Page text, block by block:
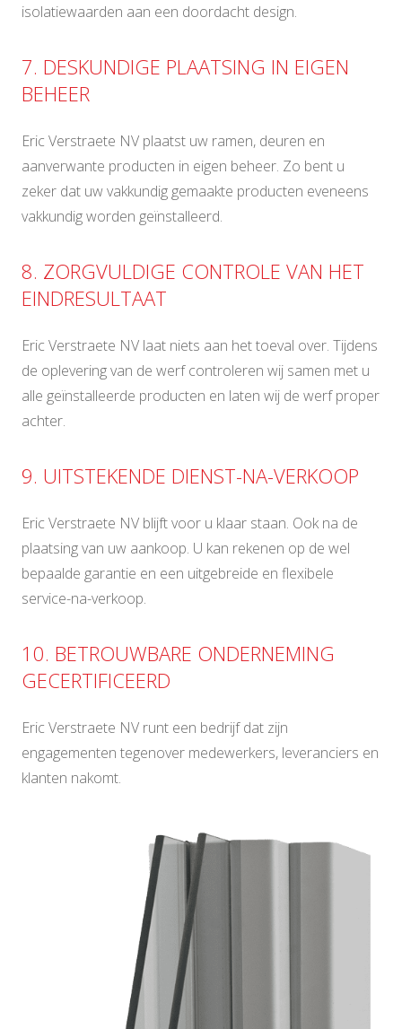
isolatiewaarden aan een doordacht design.
7. DESKUNDIGE PLAATSING IN EIGEN
BEHEER
Eric Verstraete NV plaatst uw ramen, deuren en
aanverwante producten in eigen beheer. Zo bent u
zeker dat uw vakkundig gemaakte producten eveneens
vakkundig worden geïnstalleerd.
8. ZORGVULDIGE CONTROLE VAN HET
EINDRESULTAAT
Eric Verstraete NV laat niets aan het toeval over. Tijdens
de oplevering van de werf controleren wij samen met u
alle geïnstalleerde producten en laten wij de werf proper
achter.
9. UITSTEKENDE DIENST-NA-VERKOOP
Eric Verstraete NV blijft voor u klaar staan. Ook na de
plaatsing van uw aankoop. U kan rekenen op de wel
bepaalde garantie en een uitgebreide en flexibele
service-na-verkoop.
10. BETROUWBARE ONDERNEMING
GECERTIFICEERD
Eric Verstraete NV runt een bedrijf dat zijn
engagementen tegenover medewerkers, leveranciers en
klanten nakomt.